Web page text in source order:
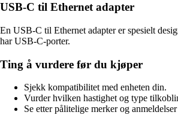
USB-C til Ethernet adapter
En USB-C til Ethernet adapter er spesielt
har USB-C-porter.
Ting å vurdere før du kjøper
Sjekk kompatibilitet med enheten din.
Vurder hvilken hastighet og type
Se etter pålitelige merker og